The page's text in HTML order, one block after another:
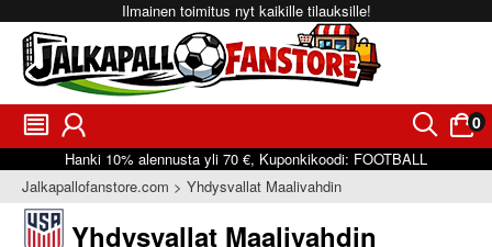
Ilmainen toimitus nyt kaikille tilauksille!
󰂩 󰃳 󰂨 0
󰃠
Hanki 10% alennusta yli 70 €, Kuponkikoodi: FOOTBALL
Jalkapallofanstore.com
Yhdysvallat Maalivahdin
Yhdysvallat Maalivahdin